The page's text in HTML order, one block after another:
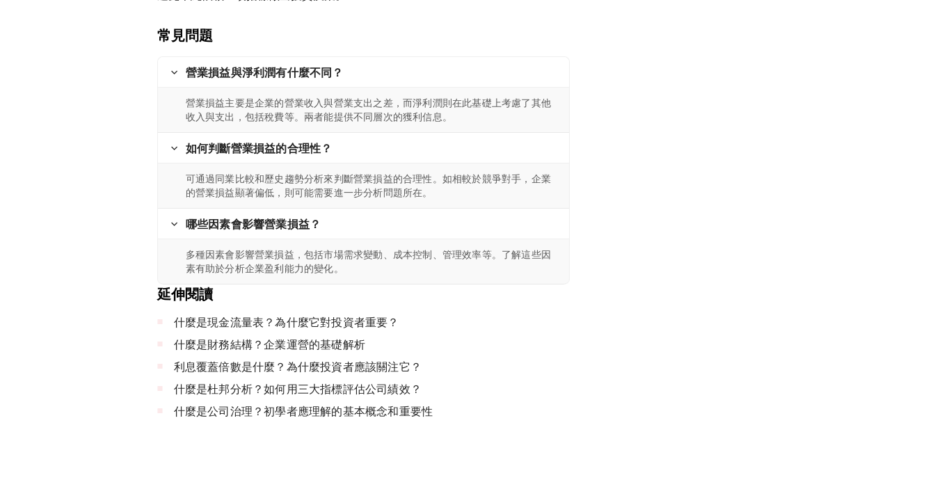
常見問題
營業損益與淨利潤有什麼不同？
營業損益主要是企業的營業收入與營業支出之差，而淨利潤則在此基礎上考慮了其他
收入與支出，包括稅費等。兩者能提供不同層次的獲利信息。
如何判斷營業損益的合理性？
可通過同業比較和歷史趨勢分析來判斷營業損益的合理性。如相較於競爭對手，企業
的營業損益顯著偏低，則可能需要進一步分析問題所在。
哪些因素會影響營業損益？
多種因素會影響營業損益，包括市場需求變動、成本控制、管理效率等。了解這些因
素有助於分析企業盈利能力的變化。
延伸閱讀
什麼是現金流量表？為什麼它對投資者重要？
什麼是財務結構？企業運營的基礎解析
利息覆蓋倍數是什麼？為什麼投資者應該關注它？
什麼是杜邦分析？如何用三大指標評估公司績效？
什麼是公司治理？初學者應理解的基本概念和重要性